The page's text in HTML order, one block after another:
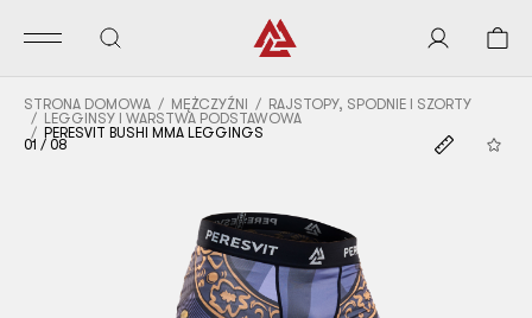
STRONA DOMOWA MĘŻCZYŹNI
RAJSTOPY, SPODNIE I SZORTY
LEGGINSY I WARSTWA PODSTAWOWA
PERESVIT BUSHI MMA LEGGINGS
01 / 08